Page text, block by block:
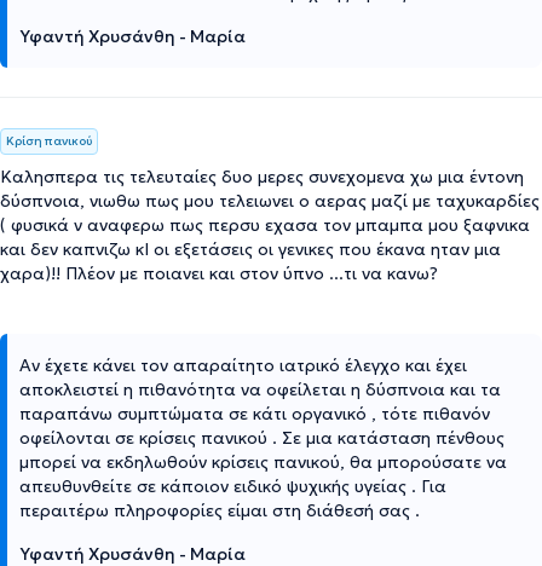
Υφαντή Χρυσάνθη - Μαρία
Κρίση πανικού
Καλησπερα τις τελευταίες δυο μερες συνεχομενα χω μια έντονη
δύσπνοια, νιωθω πως μου τελειωνει ο αερας μαζί με ταχυκαρδίες
( φυσικά ν αναφερω πως περσυ εχασα τον μπαμπα μου ξαφνικα
και δεν καπνιζω κΙ οι εξετάσεις οι γενικες που έκανα ηταν μια
χαρα)!! Πλέον με ποιανει και στον ύπνο ...τι να κανω?
Αν έχετε κάνει τον απαραίτητο ιατρικό έλεγχο και έχει
αποκλειστεί η πιθανότητα να οφείλεται η δύσπνοια και τα
παραπάνω συμπτώματα σε κάτι οργανικό , τότε πιθανόν
οφείλονται σε κρίσεις πανικού . Σε μια κατάσταση πένθους
μπορεί να εκδηλωθούν κρίσεις πανικού, θα μπορούσατε να
απευθυνθείτε σε κάποιον ειδικό ψυχικής υγείας . Για
περαιτέρω πληροφορίες είμαι στη διάθεσή σας .
Υφαντή Χρυσάνθη - Μαρία